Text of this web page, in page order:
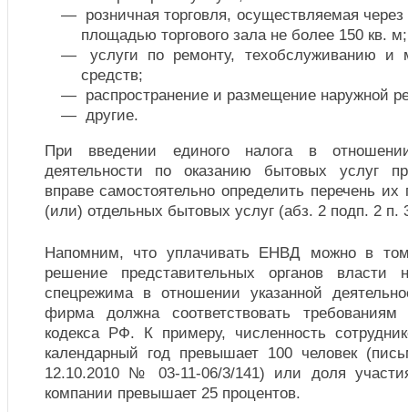
розничная торговля, осуществляемая
площадью торгового зала не более 150 кв. м;
услуги по ремонту, техобслуживанию и
средств;
распространение и размещение наружной
другие.
При введении единого налога в отношении
деятельности по оказанию бытовых услуг
вправе самостоятельно определить перечень
(или) отдельных бытовых услуг (абз. 2 подп. 2 п.
Напомним, что уплачивать ЕНВД можно в
решение представительных органов власти
спецрежима в отношении указанной
фирма должна соответствовать
кодекса РФ. К примеру, численность
календарный год превышает 100 человек
12.10.2010 № 03-11-06/3/141) или доля
компании превышает 25 процентов.